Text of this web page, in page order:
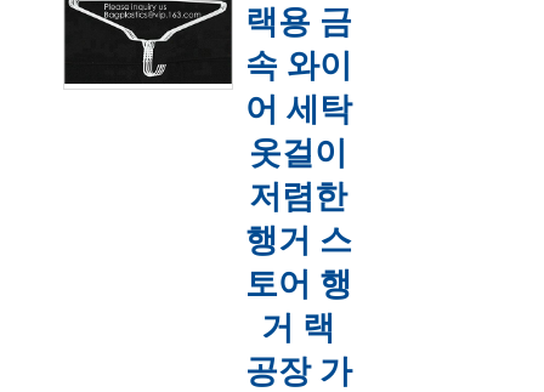
2021-03-30 14:15:57
랙용 금
속 와이
어 세탁
옷걸이
저렴한
행거 스
토어 행
거 랙
공장 가